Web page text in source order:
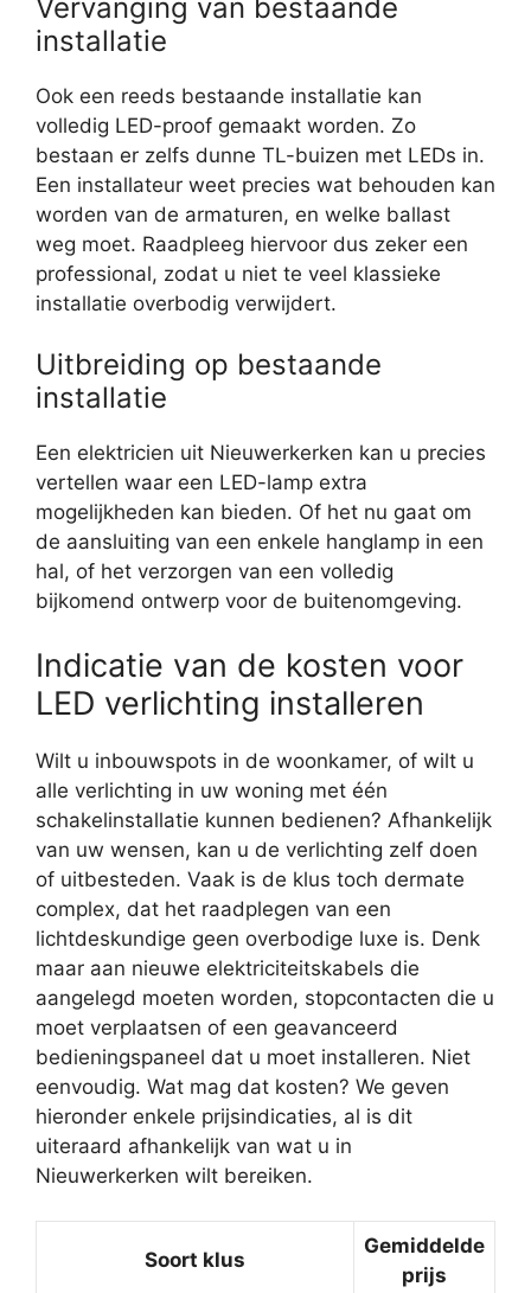
Vervanging van bestaande
installatie
Ook een reeds bestaande installatie kan
volledig LED-proof gemaakt worden. Zo
bestaan er zelfs dunne TL-buizen met LEDs in.
Een installateur weet precies wat behouden kan
worden van de armaturen, en welke ballast
weg moet. Raadpleeg hiervoor dus zeker een
professional, zodat u niet te veel klassieke
installatie overbodig verwijdert.
Uitbreiding op bestaande
installatie
Een elektricien uit Nieuwerkerken kan u precies
vertellen waar een LED-lamp extra
mogelijkheden kan bieden. Of het nu gaat om
de aansluiting van een enkele hanglamp in een
hal, of het verzorgen van een volledig
bijkomend ontwerp voor de buitenomgeving.
Indicatie van de kosten voor
LED verlichting installeren
Wilt u inbouwspots in de woonkamer, of wilt u
alle verlichting in uw woning met één
schakelinstallatie kunnen bedienen? Afhankelijk
van uw wensen, kan u de verlichting zelf doen
of uitbesteden. Vaak is de klus toch dermate
complex, dat het raadplegen van een
lichtdeskundige geen overbodige luxe is. Denk
maar aan nieuwe elektriciteitskabels die
aangelegd moeten worden, stopcontacten die u
moet verplaatsen of een geavanceerd
bedieningspaneel dat u moet installeren. Niet
eenvoudig. Wat mag dat kosten? We geven
hieronder enkele prijsindicaties, al is dit
uiteraard afhankelijk van wat u in
Nieuwerkerken wilt bereiken.
Soort klus
Gemiddelde
prijs